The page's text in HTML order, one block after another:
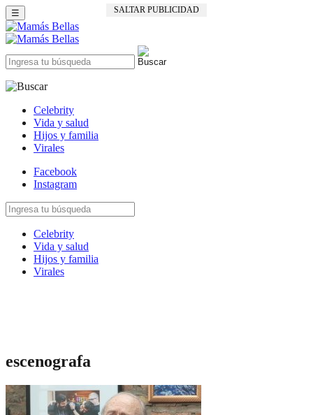
SALTAR PUBLICIDAD
☰
Celebrity
Vida y salud
Hijos y familia
Virales
Facebook
Instagram
Celebrity
Vida y salud
Hijos y familia
Virales
escenografa